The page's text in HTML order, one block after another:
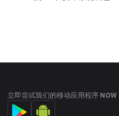
立即尝试我们的移动应用程序 NOW